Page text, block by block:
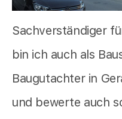
Sachverständiger
bin ich auch als
Baugutachter in
und bewerte auch